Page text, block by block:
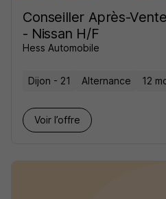
Conseiller Après-
- Nissan H/F
Hess Automobile
Dijon - 21 Alternance 12
Voir l’offre